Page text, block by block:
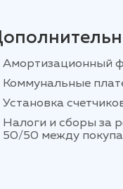
Амортизационный
Коммунальные
Установка
Налоги и сборы за
50/50 между